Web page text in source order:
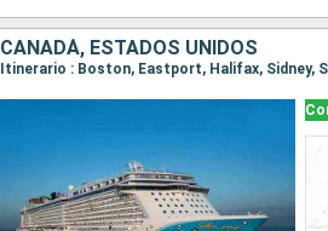
CANADÁ, ESTADOS UNIDOS
Itinerario : Boston, Eastport, Halifax, Sidney,